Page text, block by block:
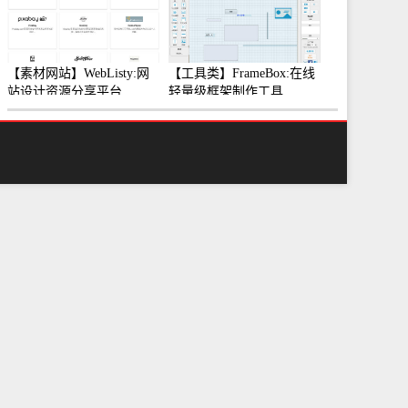
【素材网站】WebListy:网
站设计资源分享平台
【工具类】FrameBox:在线
轻量级框架制作工具